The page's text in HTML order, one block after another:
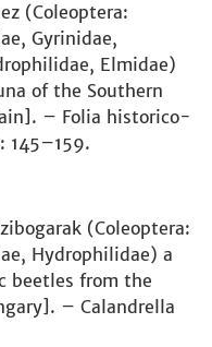
(Coleoptera:
Gyrinidae,
Elmidae)
of the Southern
– Folia historico-
145–159.
(Coleoptera:
Hydrophilidae) a
beetles from the
– Calandrella